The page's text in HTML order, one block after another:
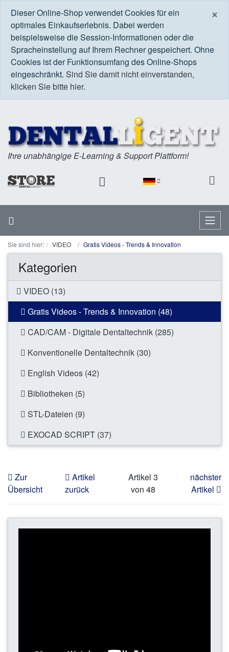
×
Dieser Online-Shop verwendet Cookies für ein
optimales Einkaufserlebnis. Dabei werden
beispielsweise die Session-Informationen oder die
Spracheinstellung auf Ihrem Rechner gespeichert. Ohne
Cookies ist der Funktionsumfang des Online-Shops
eingeschränkt. Sind Sie damit nicht einverstanden,
klicken Sie bitte hier.
Ihre unabhängige E-Learning & Support Plattform!
Menü
Sie sind hier: VIDEO Gratis Videos - Trends & Innovation
Kategorien
VIDEO (13)
Gratis Videos - Trends & Innovation (48)
CAD/CAM - Digitale Dentaltechnik (285)
Konventionelle Dentaltechnik (30)
English Videos (42)
Bibliotheken (5)
STL-Dateien (9)
EXOCAD SCRIPT (37)
Zur
Übersicht
Artikel
zurück
Artikel 3
von 48
nächster
Artikel